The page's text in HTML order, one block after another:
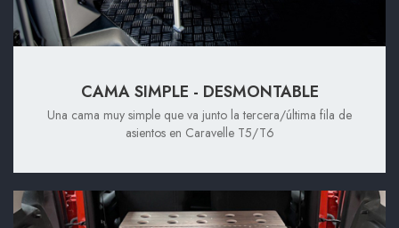
CAMA SIMPLE - DESMONTABLE
Una cama muy simple que va junto la tercera/última fila de
asientos en Caravelle T5/T6